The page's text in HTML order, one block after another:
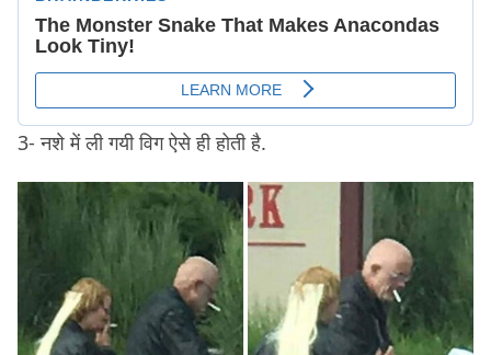
3- नशे में ली गयी विग ऐसे ही होती है.